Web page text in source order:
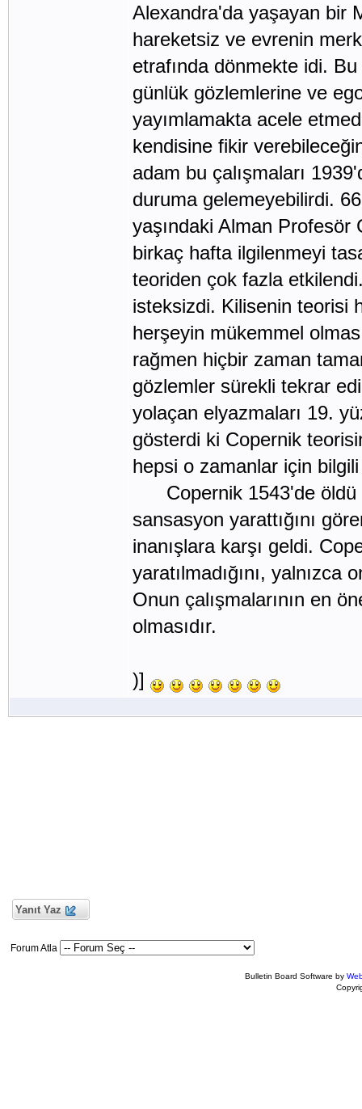
Alexandra'da yaşayan bir
hareketsiz ve evrenin
etrafında dönmekte idi.
günlük gözlemlerine ve
yayımlamakta acele
kendisine fikir
adam bu çalışmaları
duruma gelemeyebilirdi.
yaşındaki Alman Profesör
birkaç hafta ilgilenmeyi
teoriden çok fazla
isteksizdi. Kilisenin teorisi
herşeyin mükemmel
rağmen hiçbir zaman
gözlemler sürekli tekrar
yolaçan elyazmaları 19.
gösterdi ki Copernik
hepsi o zamanlar için bilgili
Copernik 1543'de öldü
sansasyon yarattığını
inanışlara karşı geldi.
yaratılmadığını,
Onun çalışmalarının en
olmasıdır.
)]
Yanıt Yaz
Forum Atla
Bulletin Board Software by